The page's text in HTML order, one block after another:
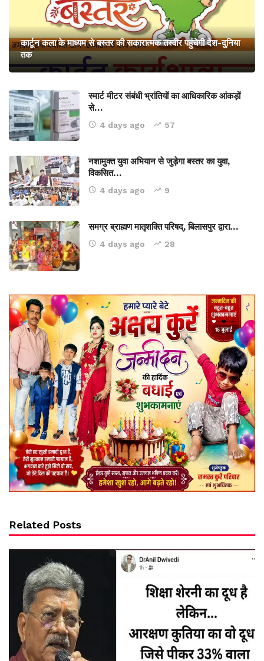
कार्टून कला के माध्यम से बस्तर की सकारात्मक तस्वीर पहुंचेगी देश-दुनिया
तक
स्मार्ट मीटर संबंधी भ्रांतियों का आधिकारिक आंकड़ों
से…
4 days ago 57
नशामुक्त युवा अभियान से जुड़ेगा बस्तर का युवा,
विकसित…
4 days ago 9
समग्र ब्राह्मण मातृशक्ति परिषद्, बिलासपुर द्वारा…
4 days ago 28
Related Posts